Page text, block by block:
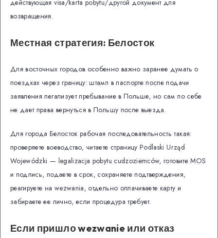
действующая visa/karta pobytu/другой документ для
возвращения.
Местная стратегия: Белосток
Для восточных городов особенно важно заранее думать о
поездках через границу: штамп в паспорте после подачи
заявления легализует пребывание в Польше, но сам по себе
не дает права вернуться в Польшу после выезда.
Для города Белосток рабочая последовательность такая:
проверяете воеводство, читаете страницу Podlaski Urząd
Wojewódzki — legalizacja pobytu cudzoziemców, готовите MOS
и подпись, подаете в срок, сохраняете подтверждения,
реагируете на wezwania, отдельно оплачиваете карту и
забираете ее лично, если процедура требует.
Если пришло wezwanie или отказ